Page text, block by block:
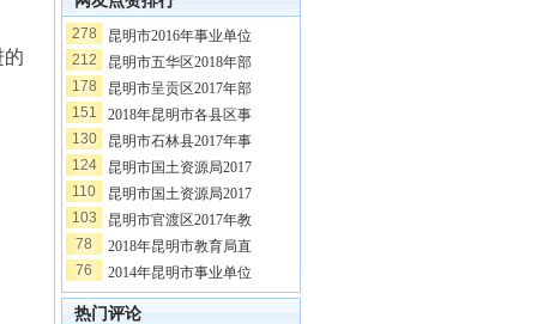
的
278
昆明市2016年事业单位
212
昆明市五华区2018年部
178
昆明市呈贡区2017年部
151
2018年昆明市各县区事
130
昆明市石林县2017年事
124
昆明市国土资源局2017
110
昆明市国土资源局2017
103
昆明市官渡区2017年教
78
2018年昆明市教育局直
76
2014年昆明市事业单位
热门评论